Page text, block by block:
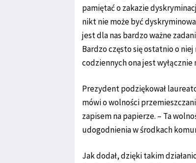
pamiętać o zakazie
nikt nie może być
jest dla nas bardzo ważne
Bardzo często się ostatnio o
codziennych ona jest wyłącznie
Prezydent podziękował
mówi o wolności
zapisem na papierze. – Ta
udogodnienia w środkach
Jak dodał, dzięki takim